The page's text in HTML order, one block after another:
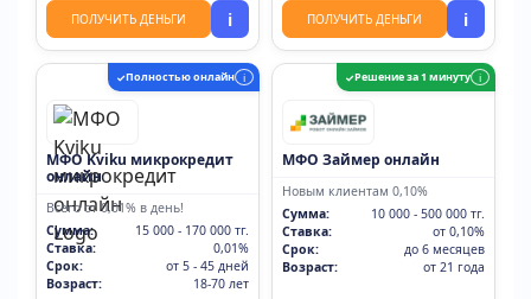
ПОЛУЧИТЬ ДЕНЬГИ i ПОЛУЧИТЬ ДЕНЬГИ i
✓Полностью онлайн i
МФО Kviku микрокредит
онлайн
Всего от 0,01% в день!
Сумма:
15 000 - 170 000 тг.
Ставка:
0,01%
Срок:
от 5 - 45 дней
Возраст:
18-70 лет
✓Решение за 1 минуту i
МФО Займер онлайн
Новым клиентам 0,10%
Сумма:
10 000 - 500 000 тг.
Ставка:
от 0,10%
Срок:
до 6 месяцев
Возраст:
от 21 года